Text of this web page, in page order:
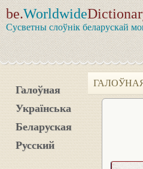
be.Worldwide
Сусветны слоўнік беларускай
Галоўная
Українська
Беларуская
Русский